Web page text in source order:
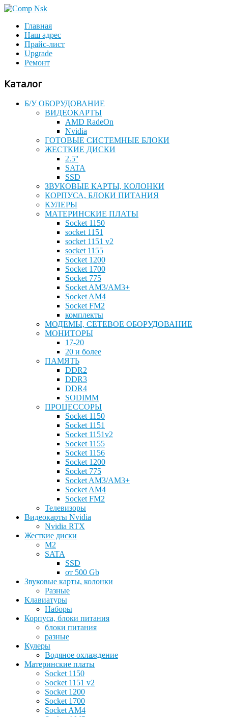
Главная
Наш адрес
Прайс-лист
Upgrade
Ремонт
Каталог
Б/У ОБОРУДОВАНИЕ
ВИДЕОКАРТЫ
AMD RadeOn
Nvidia
ГОТОВЫЕ СИСТЕМНЫЕ БЛОКИ
ЖЕСТКИЕ ДИСКИ
2.5''
SATA
SSD
ЗВУКОВЫЕ КАРТЫ, КОЛОНКИ
КОРПУСА, БЛОКИ ПИТАНИЯ
КУЛЕРЫ
МАТЕРИНСКИЕ ПЛАТЫ
Socket 1150
socket 1151
socket 1151 v2
socket 1155
Socket 1200
Socket 1700
Socket 775
Socket AM3/AM3+
Socket AM4
Socket FM2
комплекты
МОДЕМЫ, СЕТЕВОЕ ОБОРУДОВАНИЕ
МОНИТОРЫ
17-20
20 и более
ПАМЯТЬ
DDR2
DDR3
DDR4
SODIMM
ПРОЦЕССОРЫ
Socket 1150
Socket 1151
Socket 1151v2
Socket 1155
Socket 1156
Socket 1200
Socket 775
Socket AM3/AM3+
Socket AM4
Socket FM2
Телевизоры
Видеокарты Nvidia
Nvidia RTX
Жесткие диски
M2
SATA
SSD
от 500 Gb
Звуковые карты, колонки
Разные
Клавиатуры
Наборы
Корпуса, блоки питания
блоки питания
разные
Кулеры
Водяное охлаждение
Материнские платы
Socket 1150
Socket 1151 v2
Socket 1200
Socket 1700
Socket AM4